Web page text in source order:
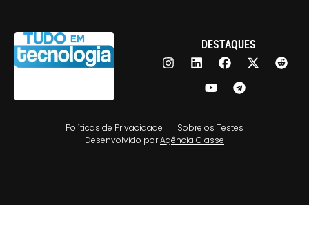
DESTAQUES
Políticas de Privacidade
Sobre os Testes
Desenvolvido porAgência Classe